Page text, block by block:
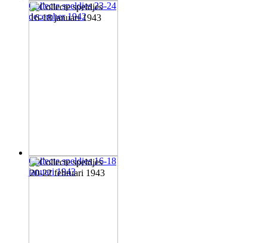
Collecte speldjes 23-24
december 1942
Collecte speldjes 16-18
januari 1943